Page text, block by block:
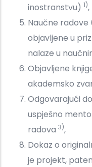
inostranstvu) 1),
Naučne
objavljene u
nalaze u
Objavljene
akademsko
Odgovarajući
uspješno
radova 3),
Dokaz o
je projekt,